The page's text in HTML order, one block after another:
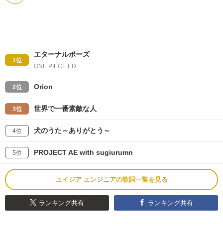
1位
エターナルポーズ
ONE PIECE ED
2位 Orion
3位 世界で一番素敵な人
4位 犬のうた～ありがとう～
5位 PROJECT AE with sugiurumn
エイジア エンジニアの歌詞一覧を見る
ランキング共有 ランキング共有